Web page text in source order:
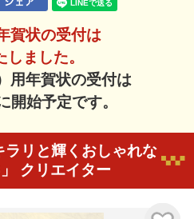
賀状の受付は
しました。
用年賀状の受付は
開始予定です。
リと輝くおしゃれな
クリエイター